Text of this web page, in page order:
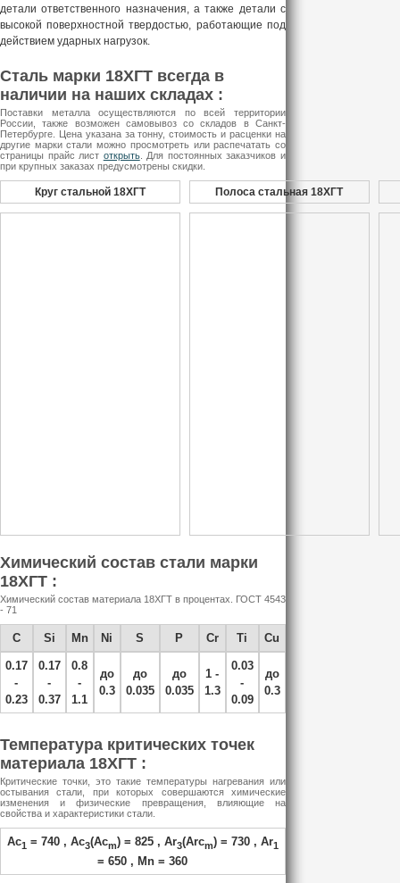
детали ответственного назначения, а также детали с
высокой поверхностной твердостью, работающие под
действием ударных нагрузок.
Сталь марки 18ХГТ всегда в
наличии на наших складах :
Поставки металла осуществляются по всей территории
России, также возможен самовывоз со складов в Санкт-
Петербурге. Цена указана за тонну, стоимость и расценки на
другие марки стали можно просмотреть или распечатать со
страницы прайс лист открыть. Для постоянных заказчиков и
при крупных заказах предусмотрены скидки.
Круг стальной 18ХГТ Полоса стальная 18ХГТ
Химический состав стали марки
18ХГТ :
Химический состав материала 18ХГТ в процентах. ГОСТ 4543
- 71
C Si Mn Ni S P Cr Ti Cu
0.17
-
0.23
0.17
-
0.37
0.8
-
1.1
до
0.3
до
0.035
до
0.035
1 -
1.3
0.03
-
0.09
до
0.3
Температура критических точек
материала 18ХГТ :
Критические точки, это такие температуры нагревания или
остывания стали, при которых совершаются химические
изменения и физические превращения, влияющие на
свойства и характеристики стали.
Ac1 = 740 , Ac3(Acm) = 825 , Ar3(Arcm) = 730 , Ar1
= 650 , Mn = 360